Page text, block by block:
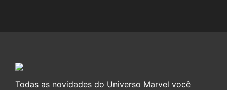
Todas as novidades do Universo Marvel você